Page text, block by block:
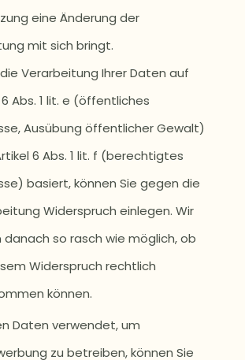
eine Änderung der
mit sich bringt.
Verarbeitung Ihrer Daten auf
Abs. 1 lit. e (öffentliches
Ausübung öffentlicher Gewalt)
6 Abs. 1 lit. f (berechtigtes
basiert, können Sie gegen die
Widerspruch einlegen. Wir
danach so rasch wie möglich, ob
Widerspruch rechtlich
können.
Daten verwendet, um
zu betreiben, können Sie